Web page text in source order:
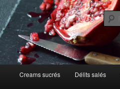
Aller
au
contenu
principalL'Heure du Cream
Blog pâtisserie et cuisine à Strasbourg
principal
Creams sucrés Délits salés